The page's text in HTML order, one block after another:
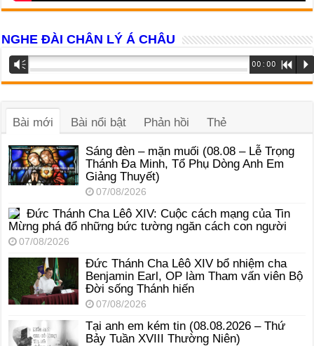
NGHE ĐÀI CHÂN LÝ Á CHÂU
Trình
phát
Vm 00:00 R P
Bài mới Bài nổi bật Phản hồi Thẻ
Sáng đèn – mặn muối (08.08 – Lễ Trọng
Thánh Đa Minh, Tổ Phụ Dòng Anh Em
Giảng Thuyết)
07/08/2026
Đức Thánh Cha Lêô XIV: Cuộc cách mạng của Tin
Mừng phá đổ những bức tường ngăn cách con người
07/08/2026
Đức Thánh Cha Lêô XIV bổ nhiệm cha
Benjamin Earl, OP làm Tham vấn viên Bộ
Đời sống Thánh hiến
07/08/2026
Tại anh em kém tin (08.08.2026 – Thứ
Bảy Tuần XVIII Thường Niên)